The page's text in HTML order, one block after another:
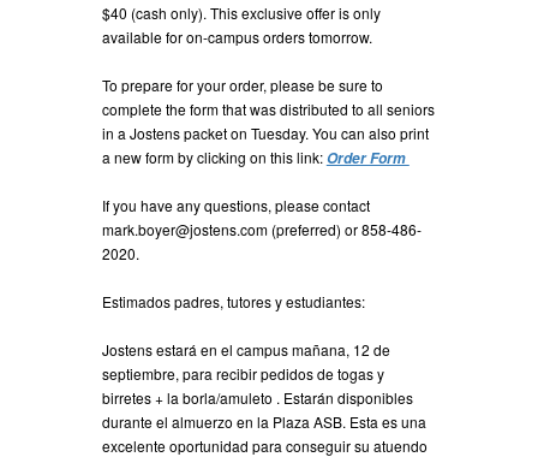
$40 (cash only). This exclusive offer is only
available for on-campus orders tomorrow.
To prepare for your order, please be sure to
complete the form that was distributed to all seniors
in a Jostens packet on Tuesday. You can also print
a new form by clicking on this link:Order Form
If you have any questions, please contact
mark.boyer@jostens.com (preferred) or 858-486-
2020.
Estimados padres, tutores y estudiantes:
Jostens estará en el campus mañana, 12 de
septiembre, para recibir pedidos de togas y
birretes + la borla/amuleto . Estarán disponibles
durante el almuerzo en la Plaza ASB. Esta es una
excelente oportunidad para conseguir su atuendo